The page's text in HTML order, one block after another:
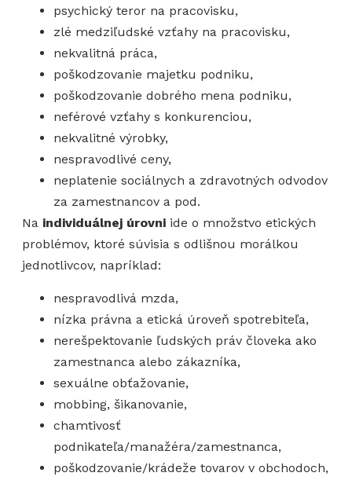
psychický teror na pracovisku,
zlé medziľudské vzťahy na pracovisku,
nekvalitná práca,
poškodzovanie majetku podniku,
poškodzovanie dobrého mena podniku,
neférové vzťahy s konkurenciou,
nekvalitné výrobky,
nespravodlivé ceny,
neplatenie sociálnych a zdravotných odvodov
za zamestnancov a pod.
Na individuálnej úrovni ide o množstvo etických
problémov, ktoré súvisia s odlišnou morálkou
jednotlivcov, napríklad:
nespravodlivá mzda,
nízka právna a etická úroveň spotrebiteľa,
nerešpektovanie ľudských práv človeka ako
zamestnanca alebo zákazníka,
sexuálne obťažovanie,
mobbing, šikanovanie,
chamtivosť
podnikateľa/manažéra/zamestnanca,
poškodzovanie/krádeže tovarov v obchodoch,